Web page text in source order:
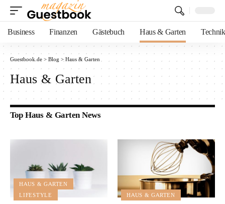
Business Finanzen Gästebuch Haus & Garten Technik
Guestbook.de > Blog >Haus & Garten
Haus & Garten
Top Haus & Garten News
HAUS & GARTEN
LIFESTYLE
HAUS & GARTEN